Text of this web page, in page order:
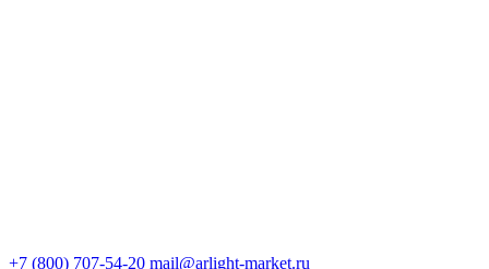
+7 (800) 707-54-20 mail@arlight-market.ru